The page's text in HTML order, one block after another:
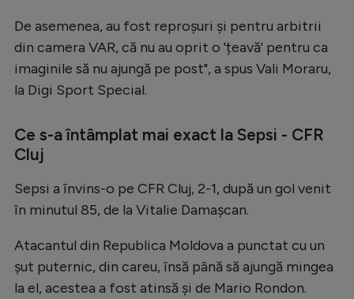
Alte sporturi
JO 2024
JO 2026
Intră în cont
Creează cont
De asemenea, au fost reproșuri și pentru arbitrii
din camera VAR, că nu au oprit o 'țeavă' pentru ca
imaginile să nu ajungă pe post", a spus Vali Moraru,
la Digi Sport Special.
Ce s-a întâmplat mai exact la Sepsi - CFR
Cluj
Sepsi a învins-o pe CFR Cluj, 2-1, după un gol venit
în minutul 85, de la Vitalie Damașcan.
Atacantul din Republica Moldova a punctat cu un
șut puternic, din careu, însă până să ajungă mingea
la el, acestea a fost atinsă și de Mario Rondon.